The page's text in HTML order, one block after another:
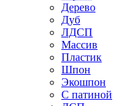
Дерево
Дуб
ЛДСП
Массив
Пластик
Шпон
Экошпон
С патиной